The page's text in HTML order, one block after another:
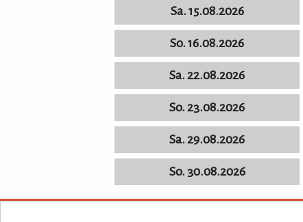
Sa. 15.08.2026
So. 16.08.2026
Sa. 22.08.2026
So. 23.08.2026
Sa. 29.08.2026
So. 30.08.2026